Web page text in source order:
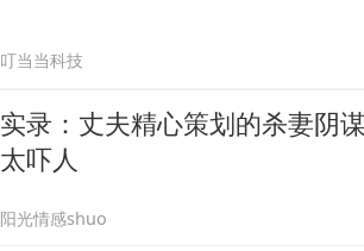
叮当当科技
实录：丈夫精心策划的杀妻阴
太吓人
阳光情感shuo